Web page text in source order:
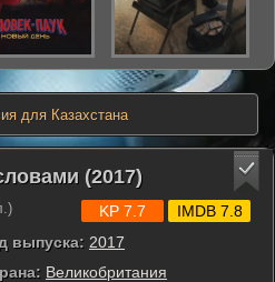
для Казахстана
(2017)
выпуска: 2017
Великобритания
KP 7.7 IMDB 7.8